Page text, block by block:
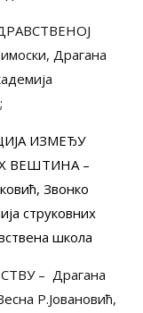
Драгана
ИЗМЕЂУ
ВЕШТИНА –
Звонко
струковних
школа
– Драгана
Р.Јовановић,